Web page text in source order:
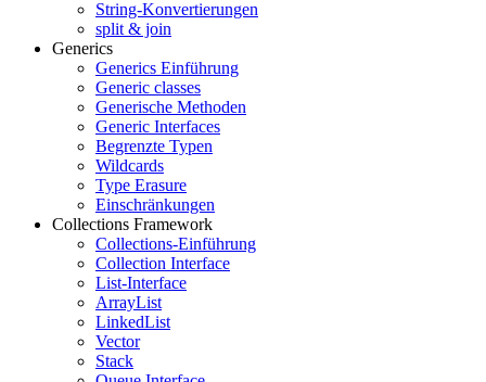
String-Konvertierungen
split & join
Generics
Generics Einführung
Generic classes
Generische Methoden
Generic Interfaces
Begrenzte Typen
Wildcards
Type Erasure
Einschränkungen
Collections Framework
Collections-Einführung
Collection Interface
List-Interface
ArrayList
LinkedList
Vector
Stack